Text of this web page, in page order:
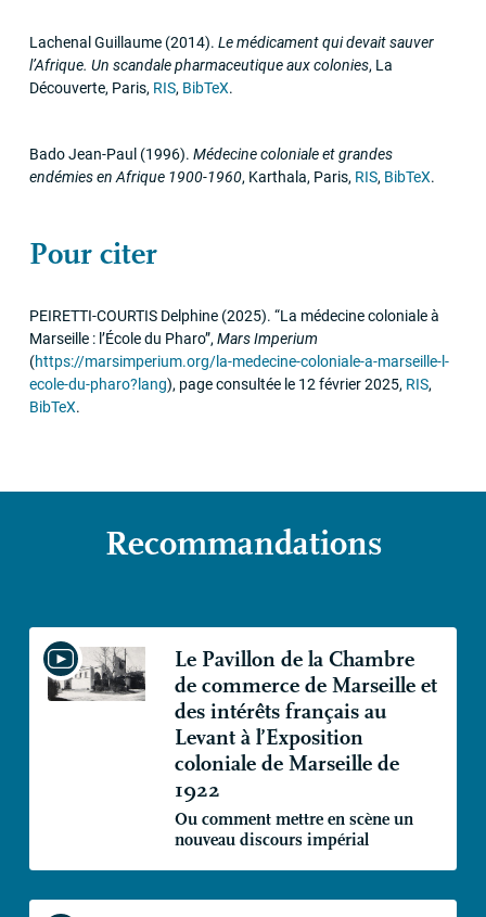
Lachenal Guillaume (2014). Le médicament qui devait sauver
l’Afrique. Un scandale pharmaceutique aux colonies, La
Découverte, Paris, RIS, BibTeX.
Bado Jean-Paul (1996). Médecine coloniale et grandes
endémies en Afrique 1900-1960, Karthala, Paris, RIS, BibTeX.
Pour citer
PEIRETTI-COURTISDelphine (2025). “La médecine coloniale à
Marseille : l’École du Pharo”, Mars Imperium
(https://marsimperium.org/la-medecine-coloniale-a-marseille-l-
ecole-du-pharo?lang), page consultée le 12 février 2025, RIS,
BibTeX.
Recommandations
Le Pavillon de la Chambre
de commerce de Marseille et
des intérêts français au
Levant à l’Exposition
coloniale de Marseille de
1922
Ou comment mettre en scène un
nouveau discours impérial